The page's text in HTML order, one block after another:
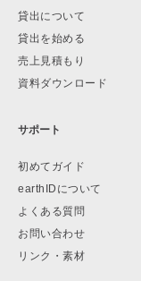
貸出について
貸出を始める
売上見積もり
資料ダウンロード
サポート
初めてガイド
earthIDについて
よくある質問
お問い合わせ
リンク・素材